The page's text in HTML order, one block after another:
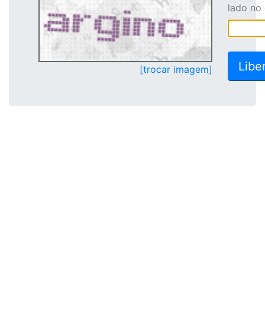
[trocar imagem]
lado no